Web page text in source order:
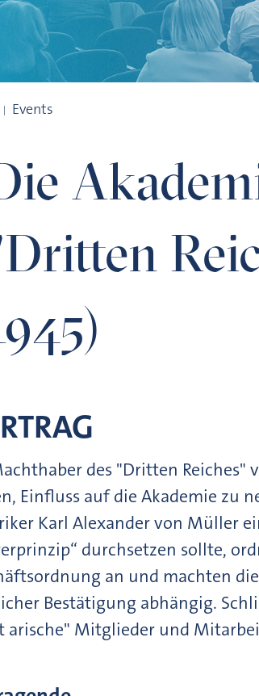
Events
des "Dritten Reiches"
Einfluss auf die Akademie zu
Karl Alexander von Müller
durchsetzen sollte,
an und machten
Bestätigung abhängig.
arische" Mitglieder und